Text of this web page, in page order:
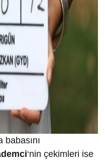
babasını
‘nin çekimleri ise